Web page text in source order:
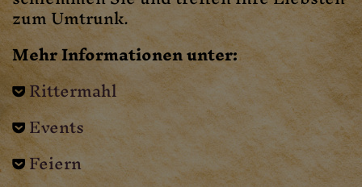
zum Umtrunk.
Mehr Informationen unter:
Rittermahl
Events
Feiern